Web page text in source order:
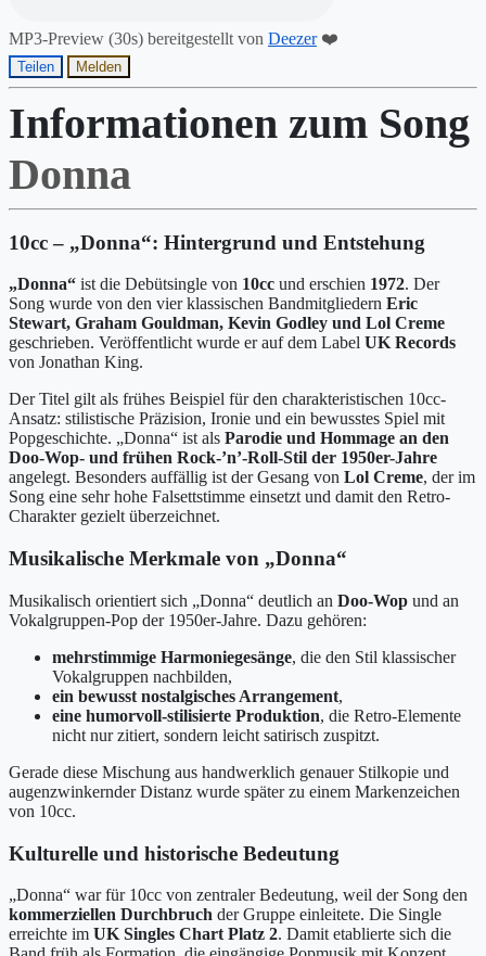
MP3-Preview (30s) bereitgestellt von Deezer❤️
Teilen Melden
Informationen zum Song
Donna
10cc – „Donna“: Hintergrund und Entstehung
„Donna“ ist die Debütsingle von 10cc und erschien 1972. Der
Song wurde von den vier klassischen Bandmitgliedern Eric
Stewart, Graham Gouldman, Kevin Godley und Lol Creme
geschrieben. Veröffentlicht wurde er auf dem Label UK Records
von Jonathan King.
Der Titel gilt als frühes Beispiel für den charakteristischen 10cc-
Ansatz: stilistische Präzision, Ironie und ein bewusstes Spiel mit
Popgeschichte. „Donna“ ist als Parodie und Hommage an den
Doo-Wop- und frühen Rock-’n’-Roll-Stil der 1950er-Jahre
angelegt. Besonders auffällig ist der Gesang von Lol Creme, der im
Song eine sehr hohe Falsettstimme einsetzt und damit den Retro-
Charakter gezielt überzeichnet.
Musikalische Merkmale von „Donna“
Musikalisch orientiert sich „Donna“ deutlich an Doo-Wop und an
Vokalgruppen-Pop der 1950er-Jahre. Dazu gehören:
mehrstimmige Harmoniegesänge, die den Stil klassischer
Vokalgruppen nachbilden,
ein bewusst nostalgisches Arrangement,
eine humorvoll-stilisierte Produktion, die Retro-Elemente
nicht nur zitiert, sondern leicht satirisch zuspitzt.
Gerade diese Mischung aus handwerklich genauer Stilkopie und
augenzwinkernder Distanz wurde später zu einem Markenzeichen
von 10cc.
Kulturelle und historische Bedeutung
„Donna“ war für 10cc von zentraler Bedeutung, weil der Song den
kommerziellen Durchbruch der Gruppe einleitete. Die Single
erreichte im UK Singles Chart Platz 2. Damit etablierte sich die